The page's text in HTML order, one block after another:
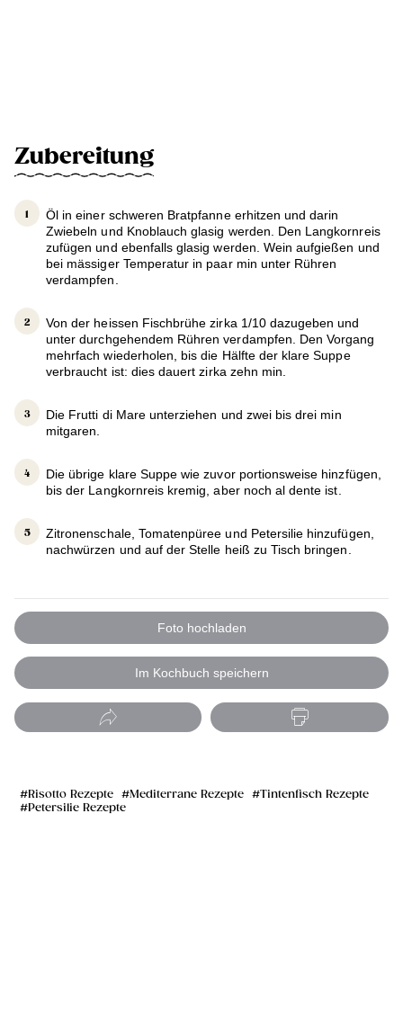
Zubereitung
Öl in einer schweren Bratpfanne erhitzen und darin
Zwiebeln und Knoblauch glasig werden. Den Langkornreis
zufügen und ebenfalls glasig werden. Wein aufgießen und
bei mässiger Temperatur in paar min unter Rühren
verdampfen.
Von der heissen Fischbrühe zirka 1/10 dazugeben und
unter durchgehendem Rühren verdampfen. Den Vorgang
mehrfach wiederholen, bis die Hälfte der klare Suppe
verbraucht ist: dies dauert zirka zehn min.
Die Frutti di Mare unterziehen und zwei bis drei min
mitgaren.
Die übrige klare Suppe wie zuvor portionsweise hinzfügen,
bis der Langkornreis kremig, aber noch al dente ist.
Zitronenschale, Tomatenpüree und Petersilie hinzufügen,
nachwürzen und auf der Stelle heiß zu Tisch bringen.
Foto hochladen
Im Kochbuch speichern
Risotto Rezepte Mediterrane Rezepte
Tintenfisch Rezepte
Petersilie Rezepte